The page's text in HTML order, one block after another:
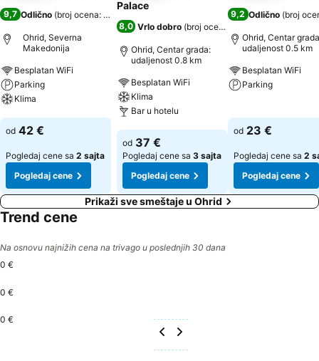
9,7 Odlično (broj ocena: 405
Ohrid, Severna
Makedonija
Besplatan WiFi
Parking
Klima
Pogledaj cene
od 42 €
Pogledaj cene sa 2 sajta
Pogledaj cene
Palace
8,0 Vrlo dobro (broj ocena: 580
Ohrid, Centar grada:
udaljenost 0.8 km
Besplatan WiFi
Klima
Bar u hotelu
Pogledaj cene
od 37 €
Pogledaj cene sa 3 sajta
Pogledaj cene
9,2 Odlično (broj
Ohrid, Centar
udaljenost 0.5 km
Besplatan WiFi
Parking
od 23 €
Pogledaj cene sa 2
Pogledaj cene
Prikaži sve smeštaje u Ohrid
Trend cene
Na osnovu najnižih cena na trivago u poslednjih 30 dana
0 €
0 €
0 €